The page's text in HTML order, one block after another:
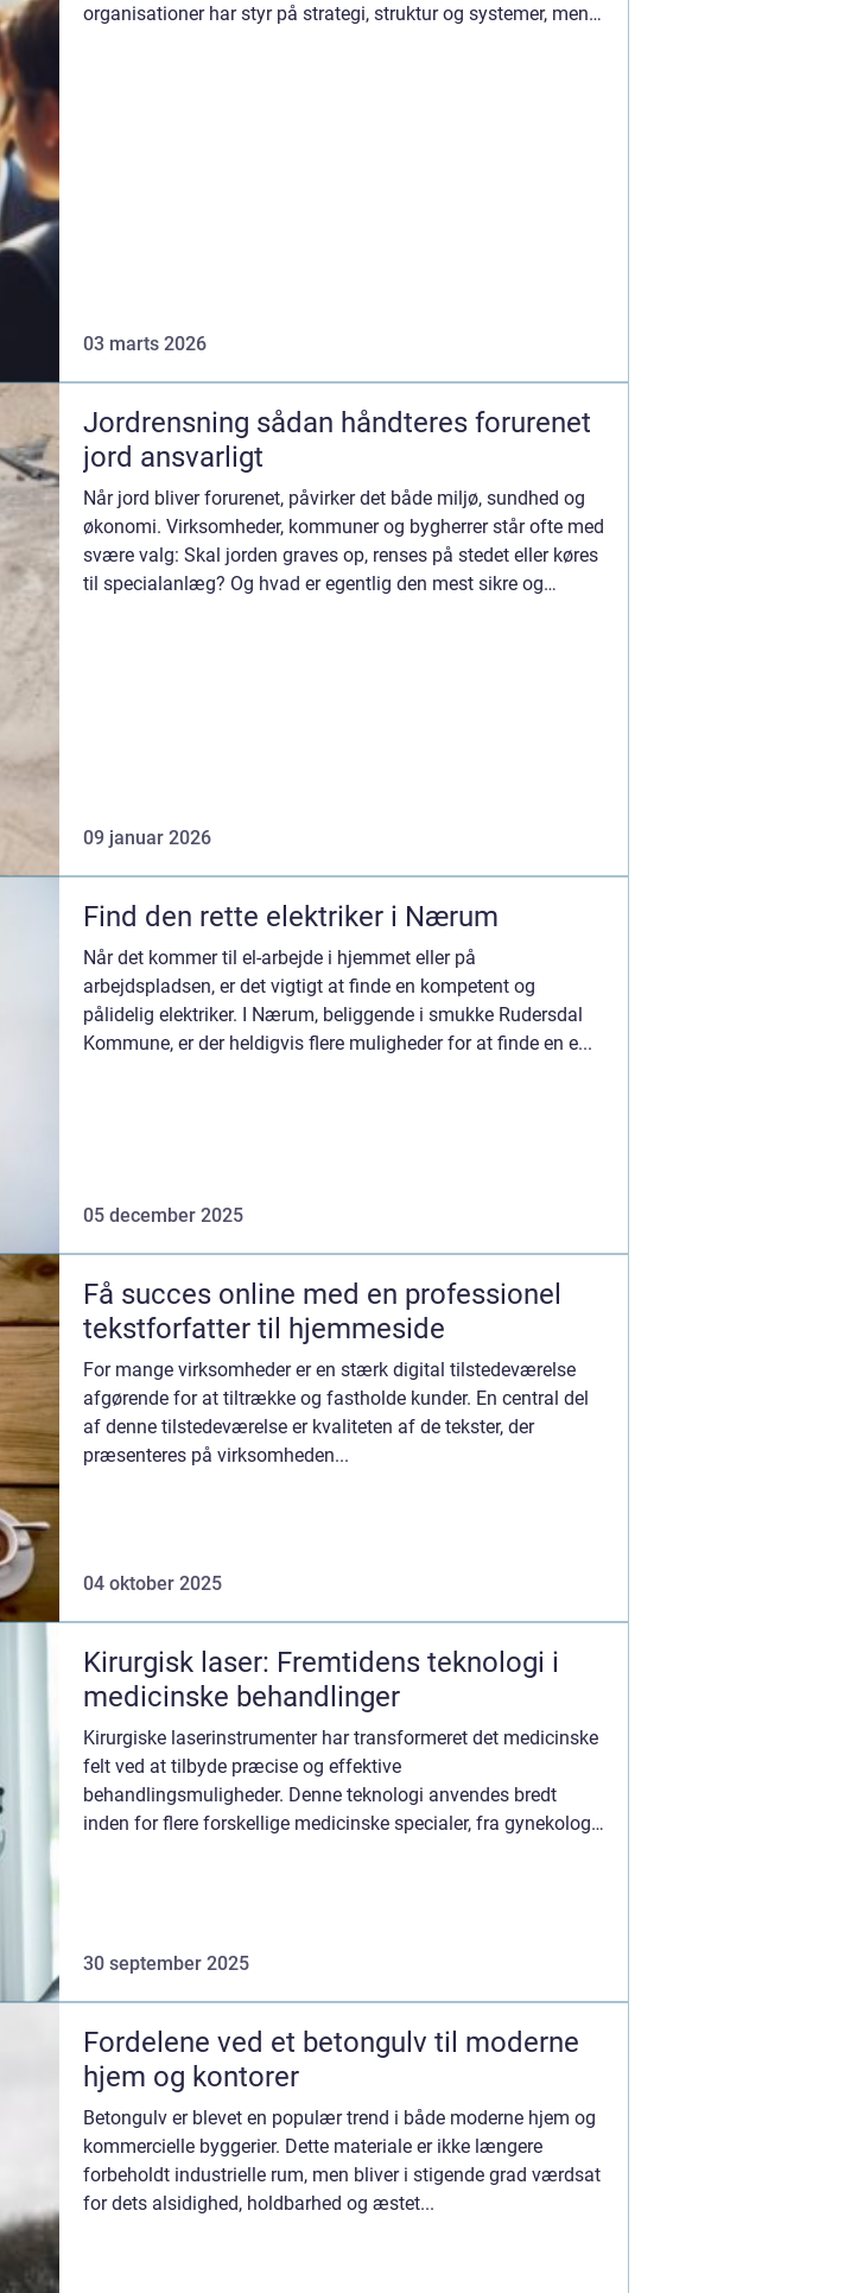
organisationer har styr på strategi, struktur og systemer, men
03 marts 2026
Jordrensning sådan håndteres forurenet
jord ansvarligt
Når jord bliver forurenet, påvirker det både miljø, sundhed og
økonomi. Virksomheder, kommuner og bygherrer står ofte med
svære valg: Skal jorden graves op, renses på stedet eller køres
til specialanlæg? Og hvad er egentlig den mest sikre og
09 januar 2026
Find den rette elektriker i Nærum
Når det kommer til el-arbejde i hjemmet eller på
arbejdspladsen, er det vigtigt at finde en kompetent og
pålidelig elektriker. I Nærum, beliggende i smukke Rudersdal
Kommune, er der heldigvis flere muligheder for at finde en e...
05 december 2025
Få succes online med en professionel
tekstforfatter til hjemmeside
For mange virksomheder er en stærk digital tilstedeværelse
afgørende for at tiltrække og fastholde kunder. En central del
af denne tilstedeværelse er kvaliteten af de tekster, der
præsenteres på virksomheden...
04 oktober 2025
Kirurgisk laser: Fremtidens teknologi i
medicinske behandlinger
Kirurgiske laserinstrumenter har transformeret det medicinske
felt ved at tilbyde præcise og effektive
behandlingsmuligheder. Denne teknologi anvendes bredt
inden for flere forskellige medicinske specialer, fra gynekologi
30 september 2025
Fordelene ved et betongulv til moderne
hjem og kontorer
Betongulv er blevet en populær trend i både moderne hjem og
kommercielle byggerier. Dette materiale er ikke længere
forbeholdt industrielle rum, men bliver i stigende grad værdsat
for dets alsidighed, holdbarhed og æstet...